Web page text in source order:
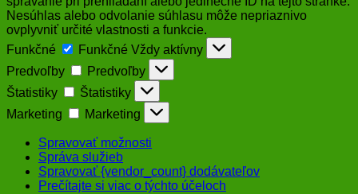
Nesúhlas alebo odvolanie súhlasu môže nepriaznivo
ovplyvniť určité vlastnosti a funkcie.
Funkčné
Funkčné Vždy aktívny
Predvoľby
Predvoľby
Štatistiky
Štatistiky
Marketing
Marketing
Spravovať možnosti
Správa služieb
Spravovať {vendor_count} dodávateľov
Prečítajte si viac o týchto účeloch